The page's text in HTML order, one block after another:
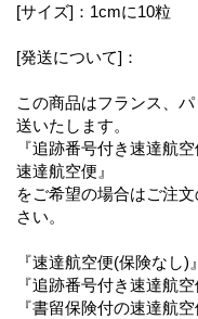
[サイズ]：1cmに10粒
[発送について]：
この商品はフランス、
送いたします。
『追跡番号付き速達航
速達航空便』
をご希望の場合はご注
さい。
『速達航空便(保険なし)
『追跡番号付き速達航
『書留保険付の速達航